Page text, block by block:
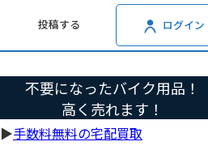
投稿する ログイン
不要になったバイク用品！
高く売れます！
▶︎手数料無料の宅配買取